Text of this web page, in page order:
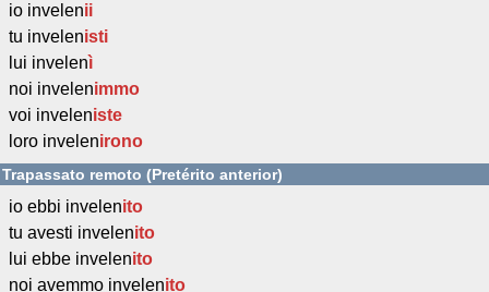
io invelenii
tu invelenisti
lui invelenì
noi invelenimmo
voi inveleniste
loro invelenirono
Trapassato remoto (Pretérito anterior)
io ebbi invelenito
tu avesti invelenito
lui ebbe invelenito
noi avemmo invelenito